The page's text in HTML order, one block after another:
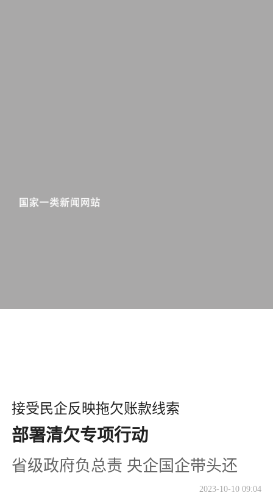
接受民企反映拖欠账款线索
部署清欠专项行动
省级政府负总责 央企国企带头还
2023-10-10 09:04